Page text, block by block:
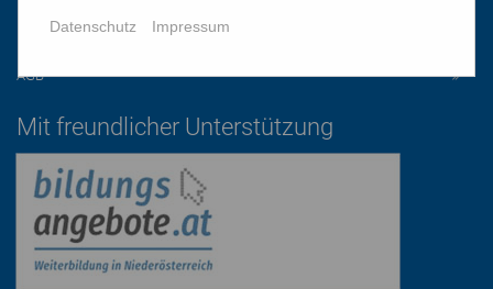
AGB
Mit freundlicher Unterstützung
Datenschutz Impressum